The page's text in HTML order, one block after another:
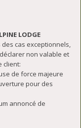
LODGE
des cas exceptionnels,
non valable et
client:
de force majeure
pour des
annoncé de